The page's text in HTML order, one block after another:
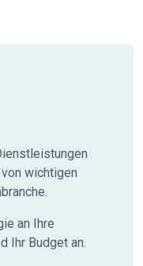
wichtigen
an Ihre
Ihr Budget an.